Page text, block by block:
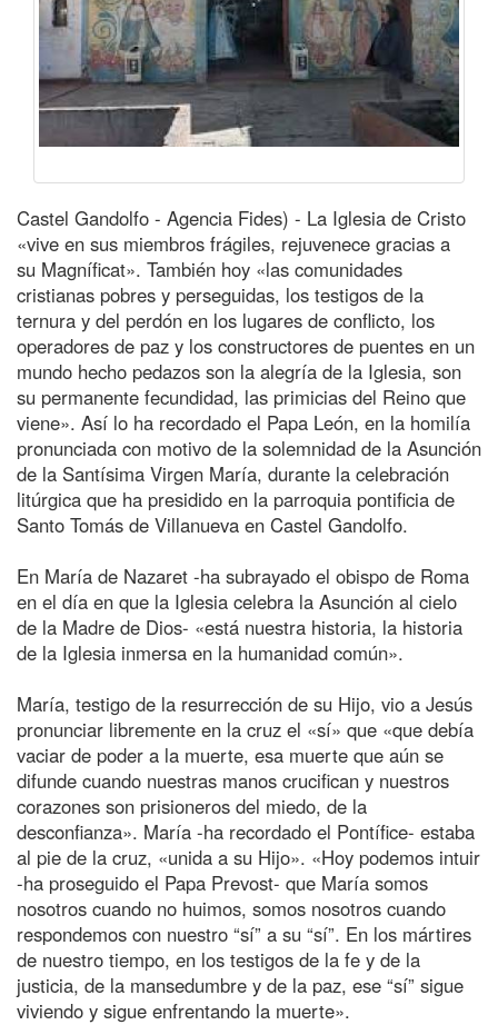
Castel Gandolfo - Agencia Fides) - La Iglesia de Cristo
«vive en sus miembros frágiles, rejuvenece gracias a
su Magníficat». También hoy «las comunidades
cristianas pobres y perseguidas, los testigos de la
ternura y del perdón en los lugares de conflicto, los
operadores de paz y los constructores de puentes en un
mundo hecho pedazos son la alegría de la Iglesia, son
su permanente fecundidad, las primicias del Reino que
viene». Así lo ha recordado el Papa León, en la homilía
pronunciada con motivo de la solemnidad de la Asunción
de la Santísima Virgen María, durante la celebración
litúrgica que ha presidido en la parroquia pontificia de
Santo Tomás de Villanueva en Castel Gandolfo.
En María de Nazaret -ha subrayado el obispo de Roma
en el día en que la Iglesia celebra la Asunción al cielo
de la Madre de Dios- «está nuestra historia, la historia
de la Iglesia inmersa en la humanidad común».
María, testigo de la resurrección de su Hijo, vio a Jesús
pronunciar libremente en la cruz el «sí» que «que debía
vaciar de poder a la muerte, esa muerte que aún se
difunde cuando nuestras manos crucifican y nuestros
corazones son prisioneros del miedo, de la
desconfianza». María -ha recordado el Pontífice- estaba
al pie de la cruz, «unida a su Hijo». «Hoy podemos intuir
-ha proseguido el Papa Prevost- que María somos
nosotros cuando no huimos, somos nosotros cuando
respondemos con nuestro “sí” a su “sí”. En los mártires
de nuestro tiempo, en los testigos de la fe y de la
justicia, de la mansedumbre y de la paz, ese “sí” sigue
viviendo y sigue enfrentando la muerte».